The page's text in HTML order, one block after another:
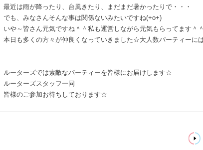
最近は雨が降ったり、台風きたり、まだまだ暑かったりで・・・
でも、みなさんそんな事は関係ないみたいですね(+o+)
いや～皆さん元気ですね＾＾私も運営しながら元気もらってます＾＾
本日も多くの方々が仲良くなっていきました☆大人数パーティーに
ルーターズでは素敵なパーティーを皆様にお届けします☆
ルーターズスタッフ一同
皆様のご参加お待ちしております☆